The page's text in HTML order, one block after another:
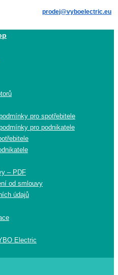
prodej@vyboelectric.eu
pro spotřebitele
pro podnikatele
– PDF
od smlouvy
údajů
Electric